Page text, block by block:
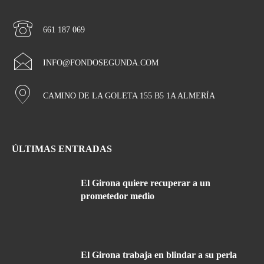
661 187 069
INFO@FONDOSEGUNDA.COM
CAMINO DE LA GOLETA 155 B5 1A ALMERÍA
ÚLTIMAS ENTRADAS
El Girona quiere recuperar a un
prometedor medio
El Girona trabaja en blindar a su perla